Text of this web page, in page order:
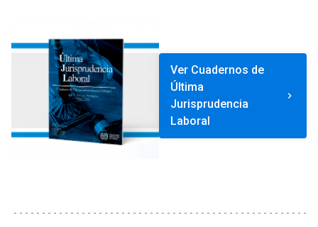
Ver Cuadernos de
Última
Jurisprudencia
Laboral
keyboard_arrow_right